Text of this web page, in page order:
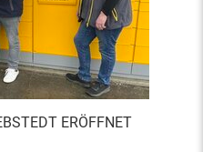
ERÖFFNET